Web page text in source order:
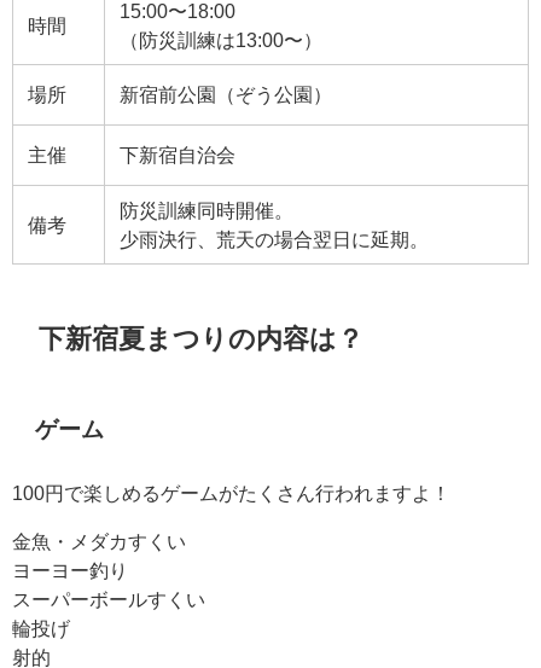
時間
15:00〜18:00
（防災訓練は13:00〜）
場所 新宿前公園（ぞう公園）
主催 下新宿自治会
備考
防災訓練同時開催。
少雨決行、荒天の場合翌日に延期。
下新宿夏まつりの内容は？
ゲーム
100円で楽しめるゲームがたくさん行われますよ！
金魚・メダカすくい
ヨーヨー釣り
スーパーボールすくい
輪投げ
射的